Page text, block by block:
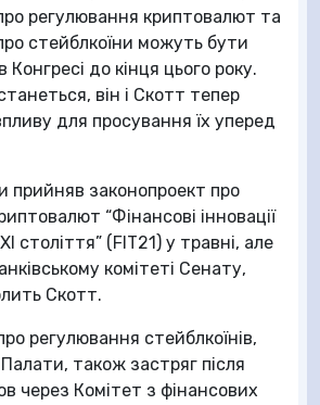
регулювання криптовалют та
стейблкоїни можуть бути
Конгресі до кінця цього року.
він і Скотт тепер
для просування їх уперед
прийняв законопроект про
“Фінансові інновації
століття” (FIT21) у травні, але
комітеті Сенату,
Скотт.
регулювання стейблкоїнів,
також застряг після
через Комітет з фінансових